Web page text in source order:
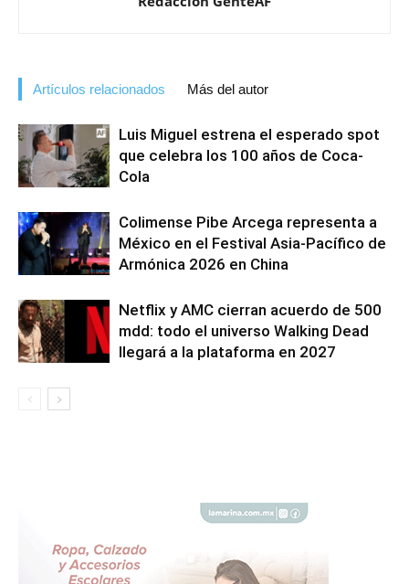
Artículos relacionados Más del autor
Luis Miguel estrena el esperado spot
que celebra los 100 años de Coca-
Cola
Colimense Pibe Arcega representa a
México en el Festival Asia-Pacífico de
Armónica 2026 en China
Netflix y AMC cierran acuerdo de 500
mdd: todo el universo Walking Dead
llegará a la plataforma en 2027